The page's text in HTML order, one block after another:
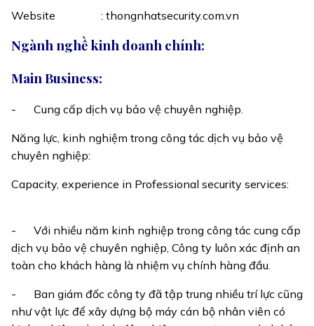
Website : thongnhatsecurity.com.vn
Ngành nghề kinh doanh chính:
Main Business:
- Cung cấp dịch vụ bảo vệ chuyên nghiệp.
Năng lực, kinh nghiệm trong công tác dịch vụ bảo vệ
chuyên nghiệp:
Capacity, experience in Professional security services:
-
Với nhiều năm kinh nghiệp trong công tác cung cấp
dịch vụ bảo vệ chuyên nghiệp, Công ty luôn xác định an
toàn cho khách hàng là nhiệm vụ chính hàng đầu.
-
Ban giám đốc công ty đã tập trung nhiều trí lực cũng
như vật lực để xây dựng bộ máy cán bộ nhân viên có